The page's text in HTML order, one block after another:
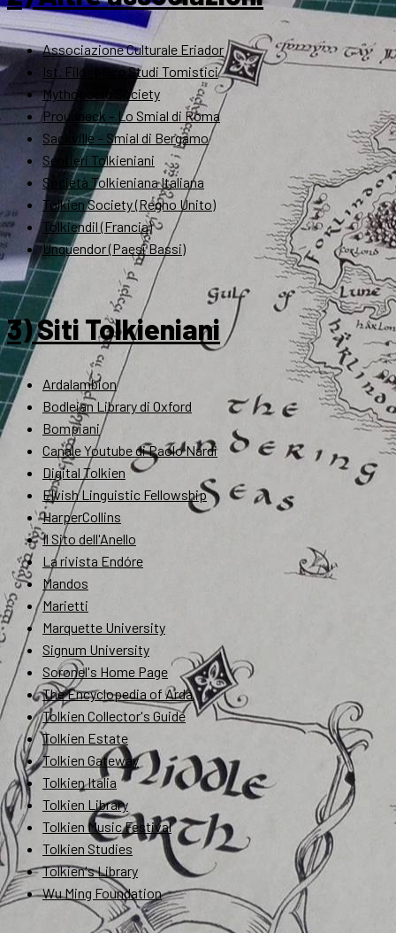
Associazione Culturale Eriador
Ist. Filosofico Studi Tomistici
Mythopoeic Society
Proudneck – Lo Smial di Roma
Sackville – Smial di Bergamo
Sentieri Tolkieniani
Società Tolkieniana Italiana
Tolkien Society (Regno Unito)
Tolkiendil (Francia)
Unquendor (Paesi Bassi)
3) Siti Tolkieniani
Ardalambion
Bodleian Library di Oxford
Bompiani
Canale Youtube di Paolo Nardi
Digital Tolkien
Elvish Linguistic Fellowship
HarperCollins
Il Sito dell'Anello
La rivista Endóre
Mandos
Marietti
Marquette University
Signum University
Soronel's Home Page
The Encyclopedia of Arda
Tolkien Collector's Guide
Tolkien Estate
Tolkien Gateway
Tolkien Italia
Tolkien Library
Tolkien Music Festival
Tolkien Studies
Tolkien's Library
Wu Ming Foundation